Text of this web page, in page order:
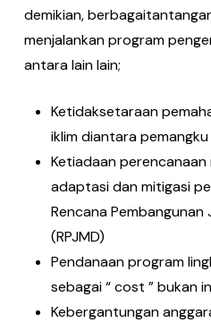
demikian,
menjalankan program
antara lain lain;
Ketidaksetaraan
iklim diantara
Ketiadaan
adaptasi dan mitigasi
Rencana
(RPJMD)
Pendanaan program
sebagai “ cost ” bukan
Kebergantungan